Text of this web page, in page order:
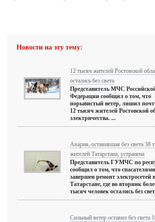
Новости на эту тему:
12 тысяч жителей Ростовской
остались без света
Представитель МЧС
Федерации сообщил о том, что
порывистый ветер, лишил
12 тысяч жителей Ростовской
электричества. ...
Авария, оставившая без света 38
жителей Татарстана, устранена
Представитель ГУМЧС по
сообщил о том, что
завершен ремонт электросетей в
Татарстане, где во вторник
тысяч человек остались без
Сильный ветер оставил без света